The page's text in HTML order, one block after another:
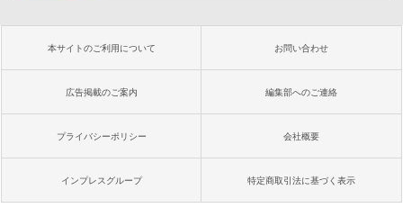
本サイトのご利用について お問い合わせ
広告掲載のご案内 編集部へのご連絡
プライバシーポリシー 会社概要
インプレスグループ 特定商取引法に基づく表示